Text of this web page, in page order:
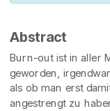
Abstract
Burn-out ist in aller
geworden,
als ob man erst
angestrengt zu